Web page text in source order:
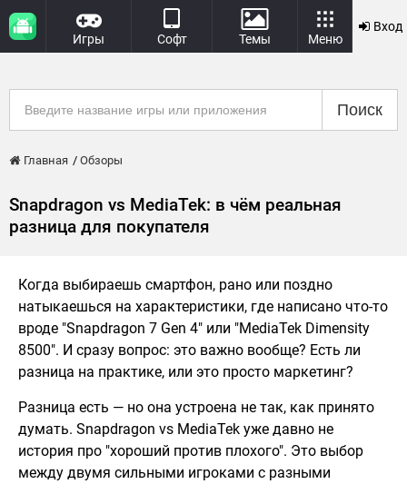
Игры Софт Темы Меню
Вход
Поиск
Главная Обзоры
Snapdragon vs MediaTek: в чём реальная
разница для покупателя
Когда выбираешь смартфон, рано или поздно
натыкаешься на характеристики, где написано что-то
вроде "Snapdragon 7 Gen 4" или "MediaTek Dimensity
8500". И сразу вопрос: это важно вообще? Есть ли
разница на практике, или это просто маркетинг?
Разница есть — но она устроена не так, как принято
думать. Snapdragon vs MediaTek уже давно не
история про "хороший против плохого". Это выбор
между двумя сильными игроками с разными